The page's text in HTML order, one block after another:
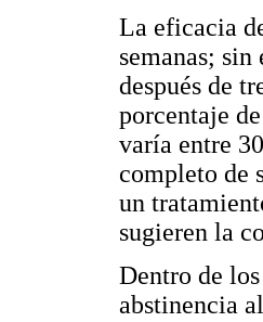
La eficacia
semanas;
después de
porcentaje
varía entre
completo de
un
sugieren la
Dentro de
abstinencia